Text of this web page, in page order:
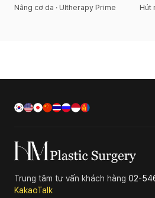
Nâng cơ da · Ultherapy Prime
Hút
Trung tâm tư vấn khách hàng 02-
KakaoTalk